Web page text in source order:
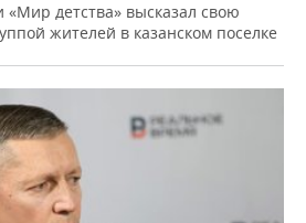
детства» высказал свою
жителей в казанском поселке